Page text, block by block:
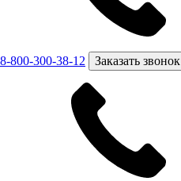
8-800-300-38-12 Заказать звонок